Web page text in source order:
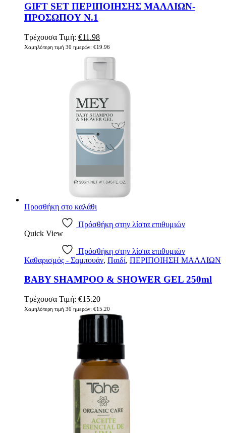
GIFT SET ΠΕΡΙΠΟΙΗΣΗΣ ΜΑΛΛΙΩΝ-
ΠΡΟΣΩΠΟΥ Ν.1
Τρέχουσα Τιμή: Original
price
€19.96.
€11.98Η
τρέχουσα
είναι:
Χαμηλότερη τιμή 30 ημερών: €19.96
Προσθήκη στο καλάθι
Πρόσθήκη στην λίστα επιθυμιών
Quick View
Πρόσθήκη στην λίστα επιθυμιών
Καθαρισμός - Σαμπουάν, Παιδί, ΠΕΡΙΠΟΙΗΣΗ ΜΑΛΛΙΩΝ
BABY SHAMPOO & SHOWER GEL 250ml
Τρέχουσα Τιμή: €15.20
Χαμηλότερη τιμή 30 ημερών: €15.20